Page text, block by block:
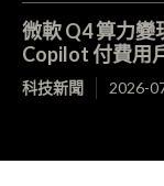
微軟 Q4 算力變
Copilot 付費用
科技新聞 2026-